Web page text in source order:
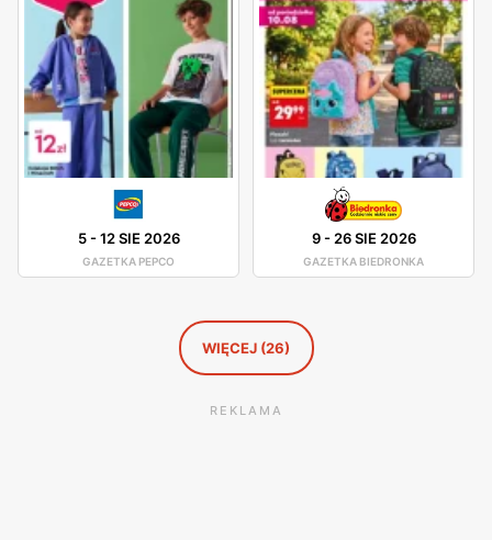
zlokalizowane w dogodnych miejscach na terenie całej
Polski, co ułatwia dostęp do szerokiej gamy produktów
odzieżowych i akcesoriów. Firma kładzie duży nacisk na
jakość obsługi oraz pomoc w wyborze odpowiednich
produktów, oferując fachowe doradztwo i wsparcie na
każdym etapie zakupów. Dzięki temu Diverse
zdobyła
lojalność wielu zadowolonych klientów.
5-12 SIE 2026
GAZETKA PEPCO
9-26 SIE 2026
GAZETKA BIEDRONKA
WIĘCEJ (26)
REKLAMA